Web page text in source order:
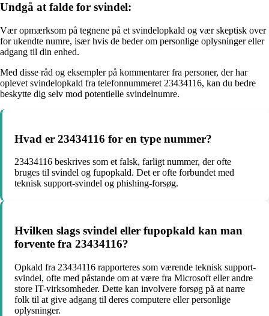
Undgå at falde for svindel:
Vær opmærksom på tegnene på et svindelopkald og vær skeptisk over
for ukendte numre, især hvis de beder om personlige oplysninger eller
adgang til din enhed.
Med disse råd og eksempler på kommentarer fra personer, der har
oplevet svindelopkald fra telefonnummeret 23434116, kan du bedre
beskytte dig selv mod potentielle svindelnumre.
Hvad er 23434116 for en type nummer?
23434116 beskrives som et falsk, farligt nummer, der ofte
bruges til svindel og fupopkald. Det er ofte forbundet med
teknisk support-svindel og phishing-forsøg.
Hvilken slags svindel eller fupopkald kan man
forvente fra 23434116?
Opkald fra 23434116 rapporteres som værende teknisk support-
svindel, ofte med påstande om at være fra Microsoft eller andre
store IT-virksomheder. Dette kan involvere forsøg på at narre
folk til at give adgang til deres computere eller personlige
oplysninger.